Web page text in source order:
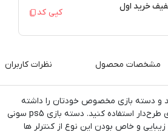
خرید اول
کپی کد
مشخصات محصول نظرات کاربران
و دسته بازی مخصوص خودتان را داشته
باشید، می‌توانید از دسته‌های طرح‌دار استفاده کنید. دسته بازی ps5 سونی
و خاص بودن این نوع از کنترلر ها